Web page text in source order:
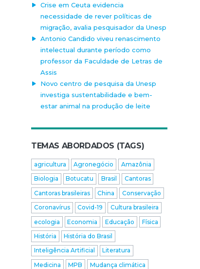
Crise em Ceuta evidencia
necessidade de rever políticas de
migração, avalia pesquisador da Unesp
Antonio Candido viveu renascimento
intelectual durante período como
professor da Faculdade de Letras de
Assis
Novo centro de pesquisa da Unesp
investiga sustentabilidade e bem-
estar animal na produção de leite
TEMAS ABORDADOS (TAGS)
agricultura Agronegócio
Amazônia
Biologia
Botucatu Brasil
Cantoras
Cantoras brasileiras
China
Conservação
Coronavírus
Covid-19
Cultura brasileira
ecologia
Economia Educação
Física
História
História do Brasil
Inteligência Artificial
Literatura
Medicina
MPB
Mudança climática